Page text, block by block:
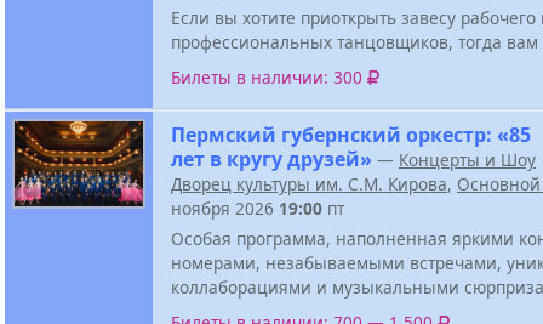
Если вы хотите приоткрыть завесу рабочего
профессиональных танцовщиков, тогда
Билеты в наличии: 300
Пермский губернский оркестр: «85
лет в кругу друзей» — Концерты и Шоу
Дворец культуры им. С.М. Кирова, Основной
ноября 2026 19:00 пт
Особая программа, наполненная яркими
номерами, незабываемыми встречами,
коллаборациями и музыкальными